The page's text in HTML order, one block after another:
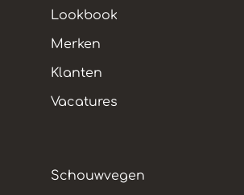
Lookbook
Merken
Klanten
Vacatures
Schouwvegen